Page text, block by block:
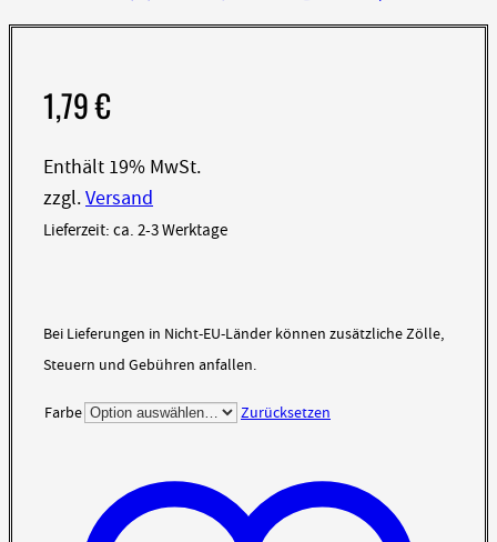
1,79€
Enthält 19% MwSt.
zzgl.Versand
Lieferzeit: ca. 2-3 Werktage
Bei Lieferungen in Nicht-EU-Länder können zusätzliche Zölle,
Steuern und Gebühren anfallen.
Farbe Zurücksetzen